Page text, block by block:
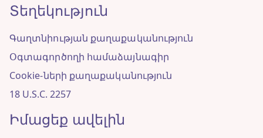
Տեղեկություն
Գաղտնիության քաղաքականություն
Օգտագործողի համաձայնագիր
Cookie-ների քաղաքականություն
18 U.S.C. 2257
Իմացեք ավելին